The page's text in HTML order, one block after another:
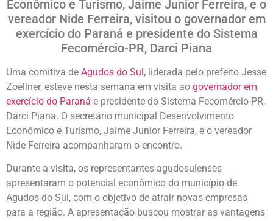
Econômico e Turismo, Jaime Junior Ferreira, e o
vereador Nide Ferreira, visitou o governador em
exercício do Paraná e presidente do Sistema
Fecomércio-PR, Darci Piana
Uma comitiva de Agudos do Sul, liderada pelo prefeito Jesse
Zoellner, esteve nesta semana em visita ao governador em
exercício do Paraná e presidente do Sistema Fecomércio-PR,
Darci Piana. O secretário municipal Desenvolvimento
Econômico e Turismo, Jaime Junior Ferreira, e o vereador
Nide Ferreira acompanharam o encontro.
Durante a visita, os representantes agudosulenses
apresentaram o potencial econômico do município de
Agudos do Sul, com o objetivo de atrair novas empresas
para a região. A apresentação buscou mostrar as vantagens